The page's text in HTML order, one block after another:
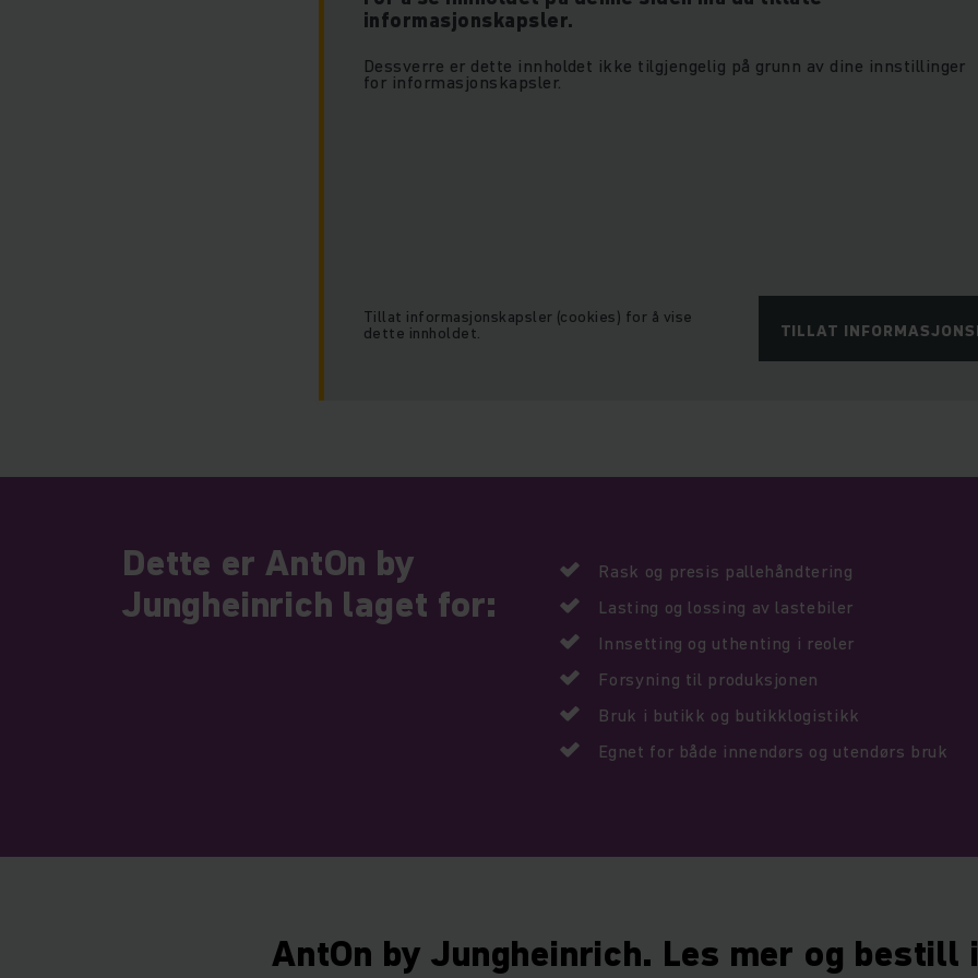
informasjonskapsler.
Dessverre er dette innholdet ikke tilgjengelig på grunn av dine innstillinger
for informasjonskapsler.
Tillat informasjonskapsler (cookies) for å vise
dette innholdet. TILLAT
Dette er AntOn by
Jungheinrich laget for:
Rask og presis pallehåndtering
Lasting og lossing av lastebiler
Innsetting og uthenting i reoler
Forsyning til produksjonen
Bruk i butikk og butikklogistikk
Egnet for både innendørs og utendørs bruk
AntOn by Jungheinrich. Les mer og bestill